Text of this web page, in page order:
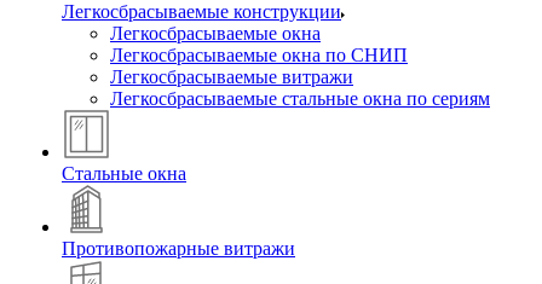
Легкосбрасываемые конструкции
Легкосбрасываемые окна
Легкосбрасываемые окна по СНИП
Легкосбрасываемые витражи
Легкосбрасываемые стальные окна по сериям
Стальные окна
Противопожарные витражи